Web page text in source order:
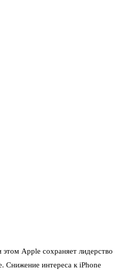
Apple сохраняет лидерство
Снижение интереса к iPhone